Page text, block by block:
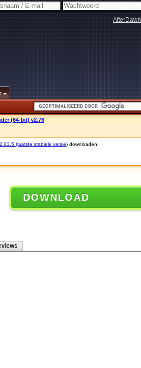
AfterDawn
(64-bit) v2.76
(laatste stabiele versie) downloaden.
DOWNLOAD